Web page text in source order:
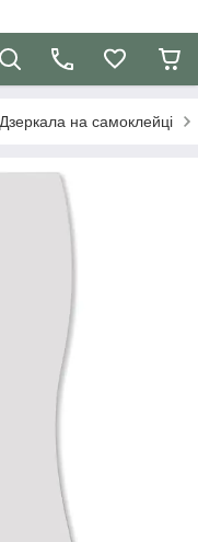
Дзеркала на самоклейці